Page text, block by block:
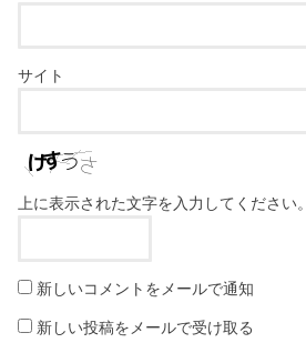
サイト
上に表示された文字を入力してください。
新しいコメントをメールで通知
新しい投稿をメールで受け取る